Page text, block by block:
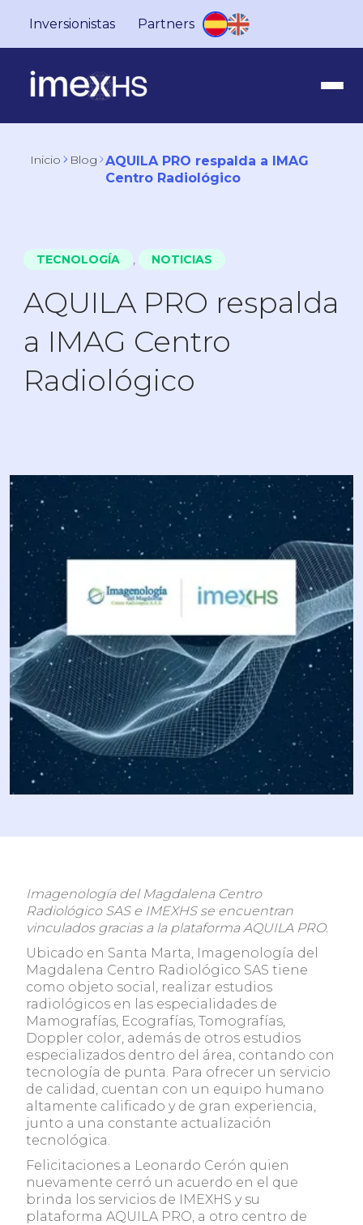
Inversionistas Partners
Inicio Blog
AQUILA PRO respalda a IMAG
Centro Radiológico
TECNOLOGÍA , NOTICIAS
AQUILA PRO respalda
a IMAG Centro
Radiológico
Imagenología del Magdalena Centro
Radiológico SAS e IMEXHS se encuentran
vinculados gracias a la plataforma AQUILA PRO.
Ubicado en Santa Marta, Imagenología del
Magdalena Centro Radiológico SAS tiene
como objeto social, realizar estudios
radiológicos en las especialidades de
Mamografías, Ecografías, Tomografías,
Doppler color, además de otros estudios
especializados dentro del área, contando con
tecnología de punta. Para ofrecer un servicio
de calidad, cuentan con un equipo humano
altamente calificado y de gran experiencia,
junto a una constante actualización
tecnológica.
Felicitaciones a Leonardo Cerón quien
nuevamente cerró un acuerdo en el que
brinda los servicios de IMEXHS y su
plataforma AQUILA PRO, a otro centro de